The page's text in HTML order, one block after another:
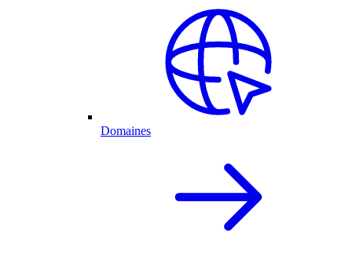
Domaines